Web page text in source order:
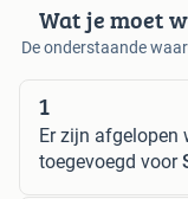
Wat je moet
De onderstaande
1
Er zijn afgelopen
toegevoegd voor